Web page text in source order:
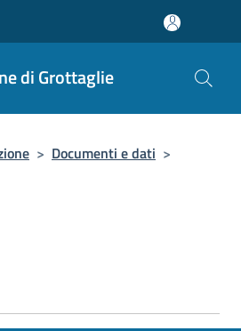
di Grottaglie
> Documenti e dati >